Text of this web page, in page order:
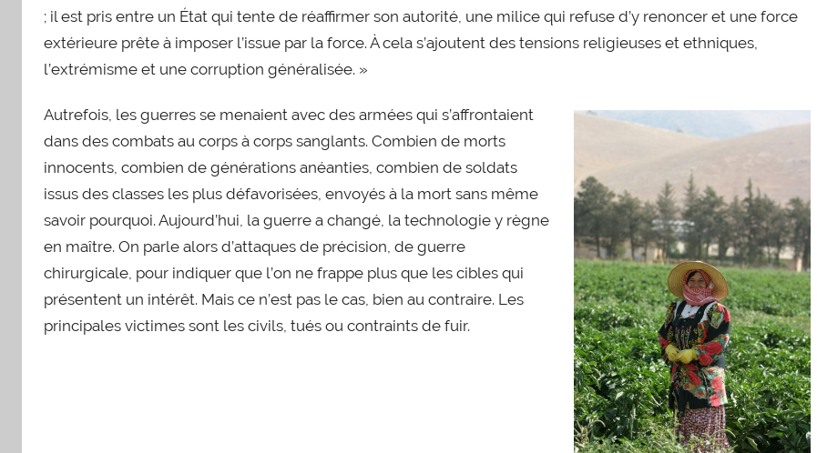
; il est pris entre un État qui tente de réaffirmer son autorité, une milice qui refuse d’y renoncer et une force
extérieure prête à imposer l’issue par la force. À cela s’ajoutent des tensions religieuses et ethniques,
l’extrémisme et une corruption généralisée. »
Autrefois, les guerres se menaient avec des armées qui s’affrontaient
dans des combats au corps à corps sanglants. Combien de morts
innocents, combien de générations anéanties, combien de soldats
issus des classes les plus défavorisées, envoyés à la mort sans même
savoir pourquoi. Aujourd’hui, la guerre a changé, la technologie y règne
en maître. On parle alors d’attaques de précision, de guerre
chirurgicale, pour indiquer que l’on ne frappe plus que les cibles qui
présentent un intérêt. Mais ce n’est pas le cas, bien au contraire. Les
principales victimes sont les civils, tués ou contraints de fuir.